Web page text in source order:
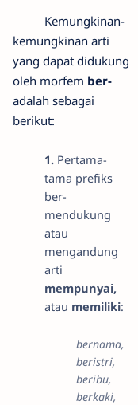
Kemungkinan-
kemungkinan arti
yang dapat didukung
oleh morfem ber-
adalah sebagai
berikut:
1. Pertama-
tama prefiks
ber-
mendukung
atau
mengandung
arti
mempunyai,
atau memiliki:
bernama,
beristri,
beribu,
berkaki,